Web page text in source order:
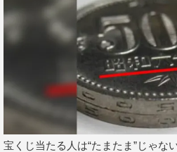
2023年12月のBS2波化のオープ
できることをスタッフのひとり
ロイン・幸を演じていただくの
いと思ってオファーした小芝風
名手、山本むつみさん。そして
のスタッフたちが集まり、今、
さんの期待に応えられるよう準
このたび、世界に誇れる日本の
宝くじ当たる人は“たまたま”じゃな